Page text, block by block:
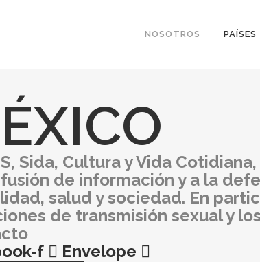
NOSOTROS PAÍSES
Sida, Cultura y Vida
de información y a la
salud y sociedad. En
de transmisión sexual y
f
Envelope